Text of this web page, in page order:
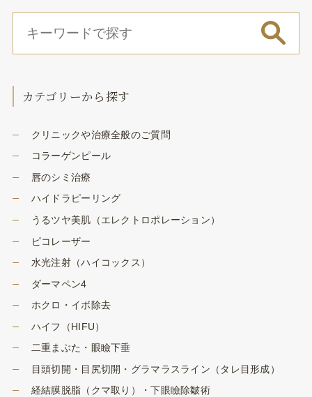
カテゴリーから探す
クリニックや治療全般のご質問
コラーゲンピール
唇のシミ治療
ハイドラピーリング
うるツヤ美肌（エレクトロポレーション）
ピコレーザー
水光注射（ハイコックス）
ダーマペン4
ホクロ・イボ除去
ハイフ（HIFU）
二重まぶた・眼瞼下垂
目頭切開・目尻切開・グラマラスライン（タレ目形成）
経結膜脱脂（クマ取り）・下眼瞼除皺術